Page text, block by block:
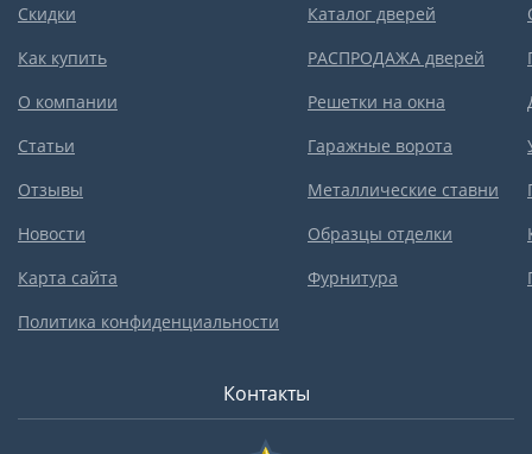
Скидки
Как купить
О компании
Статьи
Отзывы
Новости
Карта сайта
Политика конфиденциальности
Каталог дверей
РАСПРОДАЖА дверей
Решетки на окна
Гаражные ворота
Металлические ставни
Образцы отделки
Фурнитура
Контакты